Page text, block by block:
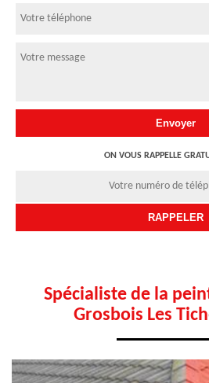
ON VOUS RAPPELLE
Spécialiste de la
Grosbois Les